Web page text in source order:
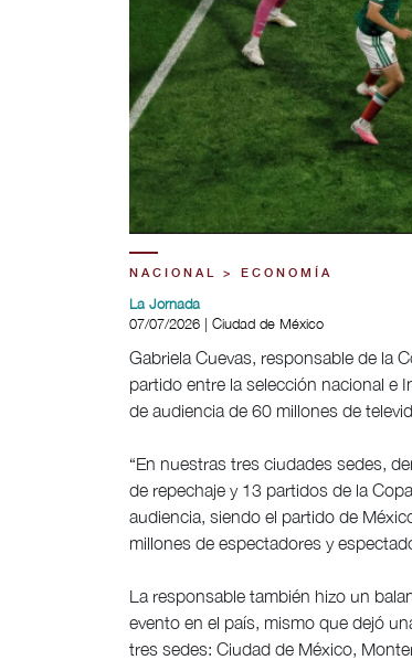
NACIONAL > ECONOMÍA
La Jornada
07/07/2026 | Ciudad de México
Gabriela Cuevas, responsable de la
partido entre la selección nacional e
de audiencia de 60 millones de
“En nuestras tres ciudades sedes,
de repechaje y 13 partidos de la
audiencia, siendo el partido de
millones de espectadores y
La responsable también hizo un
evento en el país, mismo que dejó
tres sedes: Ciudad de México,